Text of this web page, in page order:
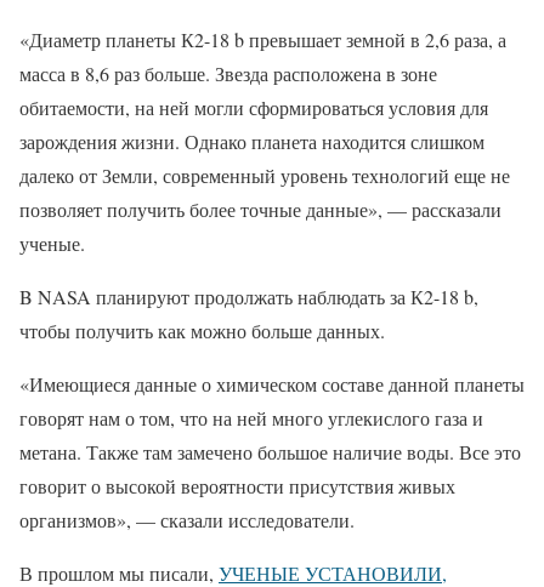
«Диаметр планеты К2-18 b превышает земной в 2,6 раза, а
масса в 8,6 раз больше. Звезда расположена в зоне
обитаемости, на ней могли сформироваться условия для
зарождения жизни. Однако планета находится слишком
далеко от Земли, современный уровень технологий еще не
позволяет получить более точные данные», — рассказали
ученые.
B NASA планируют продолжать наблюдать за К2-18 b,
чтобы получить как можно больше данных.
«Имеющиеся данные о химическом составе данной планеты
говорят нам о том, что на ней много углекислого газа и
метана. Также там замечено большое наличие воды. Все это
говорит о высокой вероятности присутствия живых
организмов», — сказали исследователи.
В прошлом мы писали, УЧЕНЫЕ УСТАНОВИЛИ,